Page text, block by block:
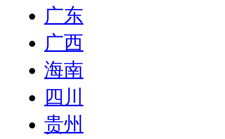
广东
广西
海南
四川
贵州